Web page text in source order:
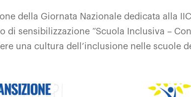
della Giornata Nazionale dedicata alla
di sensibilizzazione “Scuola Inclusiva –
una cultura dell’inclusione nelle scuole